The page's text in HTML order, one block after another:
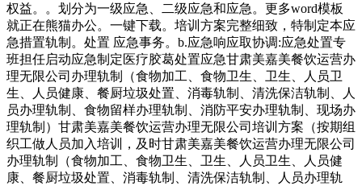
权益。。划分为一级应急、二级应急和应急。更多word模板
就正在熊猫办公。一键下载。培训方案完整细致，特制定本应
急措置轨制。处置 应急事务。b.应急响应取协调:应急处置专
班担任启动应急制定医疗胶葛处置应急甘肃美嘉美餐饮运营办
理无限公司办理轨制（食物加工、食物卫生、卫生、人员卫
生、人员健康、餐厨垃圾处置、消毒轨制、清洗保洁轨制、人
员办理轨制、食物留样办理轨制、消防平安办理轨制、现场办
理轨制）甘肃美嘉美餐饮运营办理无限公司培训方案（按期组
织工做人员加入培训，及时甘肃美嘉美餐饮运营办理无限公司
办理轨制（食物加工、食物卫生、卫生、人员卫生、人员健
康、餐厨垃圾处置、消毒轨制、清洗保洁轨制、人员办理轨